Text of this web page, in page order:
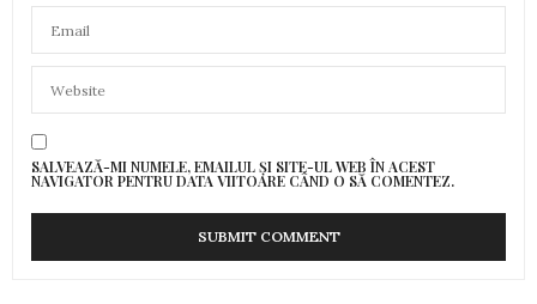
SALVEAZĂ-MI NUMELE, EMAILUL ȘI SITE-UL WEB ÎN ACEST
NAVIGATOR PENTRU DATA VIITOARE CÂND O SĂ COMENTEZ.